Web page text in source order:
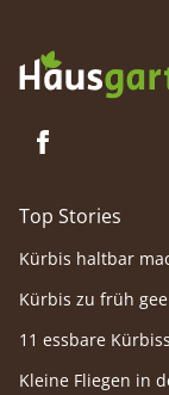
Top Stories
Kürbis haltbar
Kürbis zu früh
11 essbare
Kleine Fliegen in